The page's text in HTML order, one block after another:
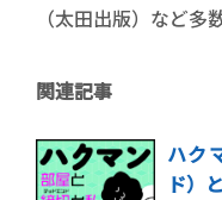
（太田出版）など多
関連記事
ハク
ド）